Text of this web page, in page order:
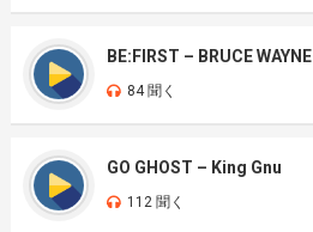
BE:FIRST – BRUCE WAYNE
84 聞く
GO GHOST – King Gnu
112 聞く